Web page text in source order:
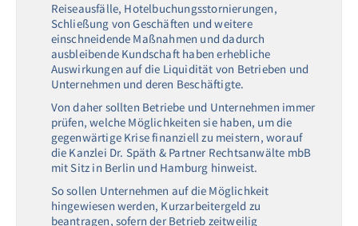
Reiseausfälle, Hotelbuchungsstornierungen,
Schließung von Geschäften und weitere
einschneidende Maßnahmen und dadurch
ausbleibende Kundschaft haben erhebliche
Auswirkungen auf die Liquidität von Betrieben und
Unternehmen und deren Beschäftigte.
Von daher sollten Betriebe und Unternehmen immer
prüfen, welche Möglichkeiten sie haben, um die
gegenwärtige Krise finanziell zu meistern, worauf
die Kanzlei Dr. Späth & Partner Rechtsanwälte mbB
mit Sitz in Berlin und Hamburg hinweist.
So sollen Unternehmen auf die Möglichkeit
hingewiesen werden, Kurzarbeitergeld zu
beantragen, sofern der Betrieb zeitweilig